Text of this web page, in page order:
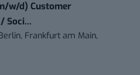
w/d) Customer
Soci...
Frankfurt am Main,